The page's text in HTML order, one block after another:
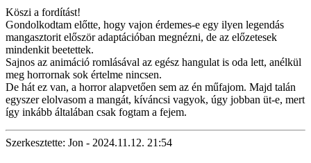
Köszi a fordítást!
Gondolkodtam előtte, hogy vajon érdemes-e egy ilyen legendás
mangasztorit először adaptációban megnézni, de az előzetesek
mindenkit beetettek.
Sajnos az animáció romlásával az egész hangulat is oda lett, anélkül
meg horrornak sok értelme nincsen.
De hát ez van, a horror alapvetően sem az én műfajom. Majd talán
egyszer elolvasom a mangát, kíváncsi vagyok, úgy jobban üt-e, mert
így inkább általában csak fogtam a fejem.
Szerkesztette: Jon - 2024.11.12. 21:54